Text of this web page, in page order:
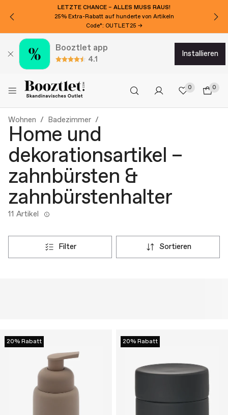
LETZTE CHANCE – ALLES MUSS RAUS!
25% Extra-Rabatt auf hunderte von Artikeln
Code*: OUTLET25 →
Booztlet app
4.1
installieren
0 0
Wohnen Badezimmer
Home und
dekorationsartikel –
zahnbürsten &
zahnbürstenhalter
11 Artikel
filter sortieren
20% Rabatt 20% Rabatt